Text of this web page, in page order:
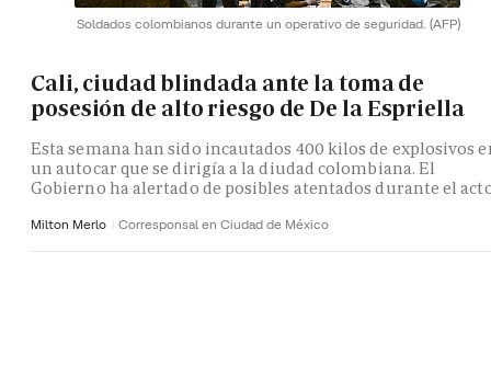
Soldados colombianos durante un operativo de seguridad. (AFP)
Cali, ciudad blindada ante la toma de
posesión de alto riesgo de De la Espriella
Esta semana han sido incautados 400 kilos de explosivos
un autocar que se dirigía a la diudad colombiana. El
Gobierno ha alertado de posibles atentados durante el
Milton Merlo Corresponsal en Ciudad de México